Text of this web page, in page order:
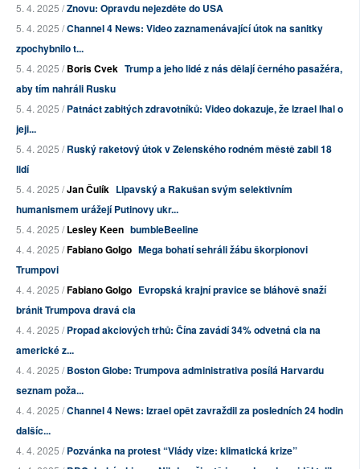
5. 4. 2025 /Znovu: Opravdu nejezděte do USA
5. 4. 2025 /Channel 4 News: Video zaznamenávající útok na sanitky
zpochybnilo t...
5. 4. 2025 /Boris Cvek Trump a jeho lidé z nás dělají černého pasažéra,
aby tím nahráli Rusku
5. 4. 2025 /Patnáct zabitých zdravotníků: Video dokazuje, že Izrael lhal o
jeji...
5. 4. 2025 /Ruský raketový útok v Zelenského rodném městě zabil 18
lidí
5. 4. 2025 /Jan Čulík Lipavský a Rakušan svým selektivním
humanismem urážejí Putinovy ukr...
5. 4. 2025 /Lesley Keen bumbleBeeline
4. 4. 2025 /Fabiano Golgo Mega bohatí sehráli žábu škorpionovi
Trumpovi
4. 4. 2025 /Fabiano Golgo Evropská krajní pravice se bláhově snaží
bránit Trumpova dravá cla
4. 4. 2025 /Propad akciových trhů: Čína zavádí 34% odvetná cla na
americké z...
4. 4. 2025 /Boston Globe: Trumpova administrativa posílá Harvardu
seznam poža...
4. 4. 2025 /Channel 4 News: Izrael opět zavraždil za posledních 24 hodin
dalšíc...
4. 4. 2025 /Pozvánka na protest “Vlády vize: klimatická krize”